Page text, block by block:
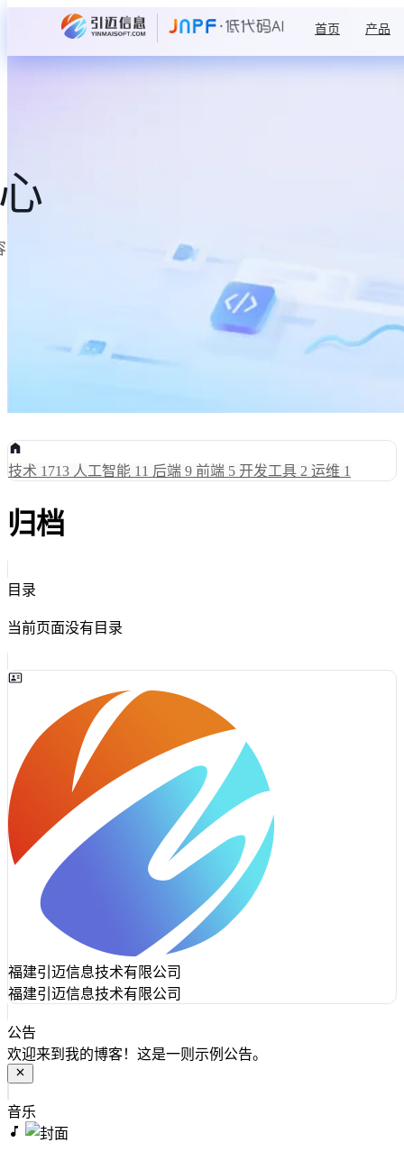
首页 产品
技术 1713 人工智能 11 后端 9 前端 5 开发工具 2 运维 1
归档
目录
当前页面没有目录
福建引迈信息技术有限公司
福建引迈信息技术有限公司
公告
欢迎来到我的博客！这是一则示例公告。
音乐